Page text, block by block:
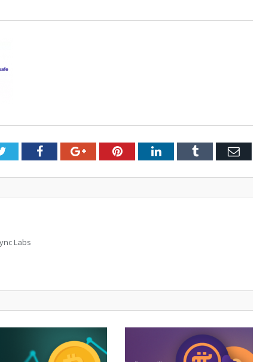
TwitterFacebookGoogle+PinterestLinkedInTumblr Email
Labs